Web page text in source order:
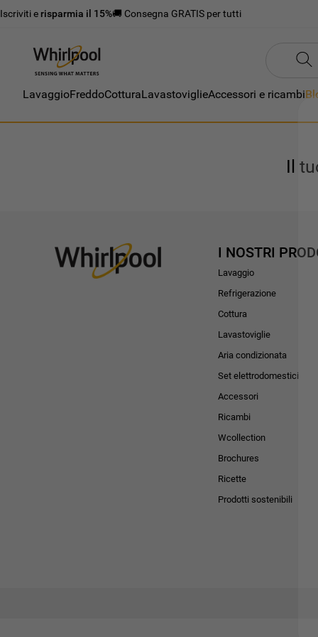
Iscriviti e risparmia il 15%🚚 Consegna GRATIS per tutti
LavaggioFreddoCotturaLavastoviglieAccessori e ricambi
Il
I NOSTRI
Lavaggio
Refrigerazione
Cottura
Lavastoviglie
Aria condizionata
Set elettrodomestici
Accessori
Ricambi
Wcollection
Brochures
Ricette
Prodotti sostenibili